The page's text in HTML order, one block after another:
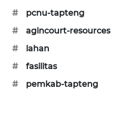
#
pcnu-tapteng
#
agincourt-resources
#
lahan
#
fasilitas
#
pemkab-tapteng
GARONGGANG
FISUELRI